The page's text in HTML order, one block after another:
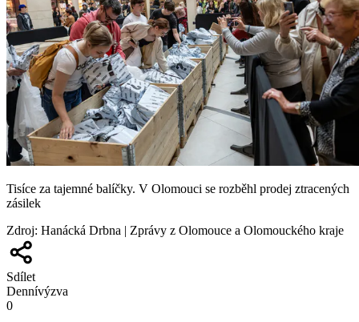
Tisíce za tajemné balíčky. V Olomouci se rozběhl prodej ztracených
zásilek
Zdroj: Hanácká Drbna | Zprávy z Olomouce a Olomouckého kraje
Sdílet
Dennívýzva
0